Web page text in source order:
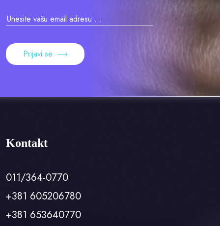
Prijavi se
Kontakt
011/364-0770
+381 605206780
+381 653640770